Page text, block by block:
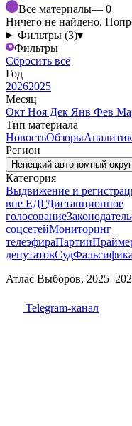
Все материалы— 0
Ничего не найдено.
Фильтры (3)▾
Фильтры
Сбросить всё
Год
20262025
Месяц
Окт Ноя Дек Янв Фев
Тип материала
НовостьОбзоры
Регион
Ненецкий автономный
Категория
Выдвижение и
вне ЕДГДистанционное
голосование
соцсетейМониторинг
телеэфираПартии
депутатовСуд
Атлас Выборов,
Telegram-канал